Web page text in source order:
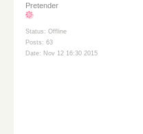
Pretender
Status: Offline
Posts: 63
Date: Nov 12 16:30 2015